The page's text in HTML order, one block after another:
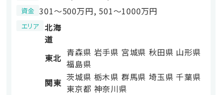
資金 301〜500万円, 501〜1000万円
エリア
北海
道
東北 青森県 岩手県 宮城県 秋田県 山形県
福島県
関東 茨城県 栃木県 群馬県 埼玉県 千葉県
東京都 神奈川県